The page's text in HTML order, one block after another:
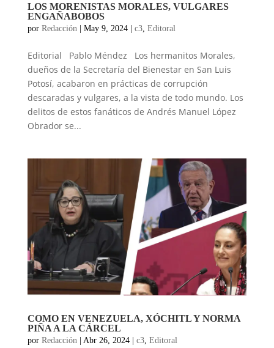
LOS MORENISTAS MORALES, VULGARES
ENGAÑABOBOS
por Redacción| May 9, 2024| c3, Editoral
Editorial Pablo Méndez Los hermanitos Morales,
dueños de la Secretaría del Bienestar en San Luis
Potosí, acabaron en prácticas de corrupción
descaradas y vulgares, a la vista de todo mundo. Los
delitos de estos fanáticos de Andrés Manuel López
Obrador se...
COMO EN VENEZUELA, XÓCHITL Y NORMA
PIÑA A LA CÁRCEL
por Redacción| Abr 26, 2024| c3, Editoral